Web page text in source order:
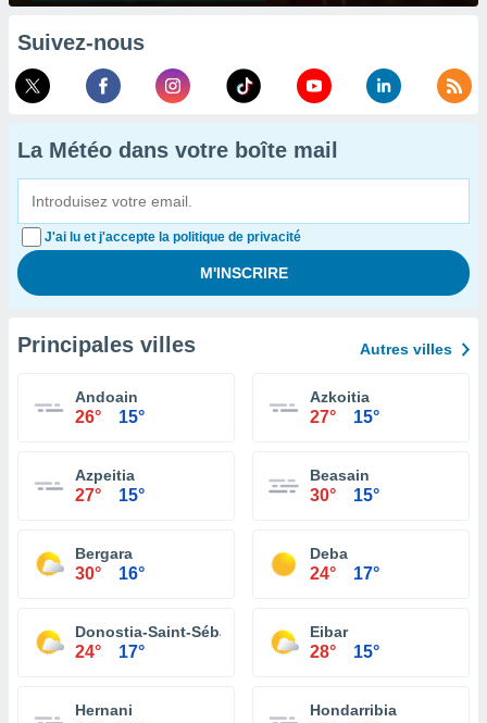
Suivez-nous
La Météo dans votre boîte mail
J'ai lu et j'accepte la politique de privacité
Principales villes Autres villes
Andoain
26° 15°
Azkoitia
27° 15°
Azpeitia
27° 15°
Beasain
30° 15°
Bergara
30° 16°
Deba
24° 17°
Donostia-Saint-Sébastien
24° 17°
Eibar
28° 15°
Hernani Hondarribia